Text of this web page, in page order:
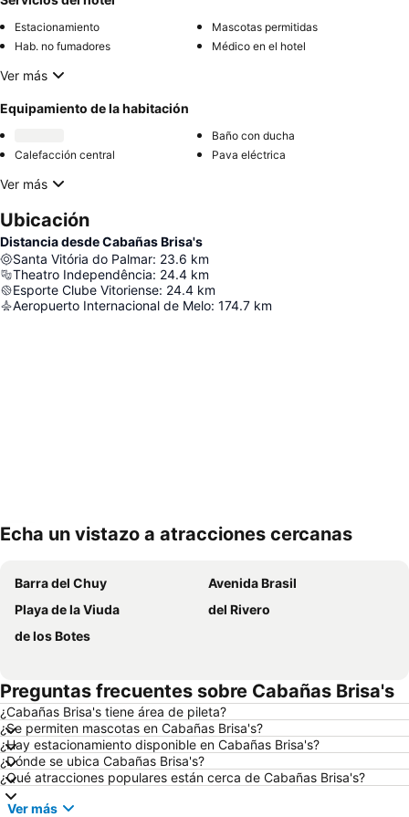
Estacionamiento
Mascotas permitidas
Hab. no fumadores
Médico en el hotel
Ver más
Equipamiento de la habitación
Baño con ducha
Calefacción central
Pava eléctrica
Ver más
Ubicación
Distancia desde Cabañas Brisa's
Santa Vitória do Palmar: 23.6 km
Theatro Independência: 24.4 km
Esporte Clube Vitoriense: 24.4 km
Aeropuerto Internacional de Melo: 174.7 km
Echa un vistazo a atracciones cercanas
Barra del Chuy
Avenida Brasil
Playa de la Viuda
del Rivero
de los Botes
Preguntas frecuentes sobre Cabañas Brisa's
¿Cabañas Brisa's tiene área de pileta?
¿Se permiten mascotas en Cabañas Brisa's?
¿Hay estacionamiento disponible en Cabañas Brisa's?
¿Dónde se ubica Cabañas Brisa's?
¿Qué atracciones populares están cerca de Cabañas Brisa's?
Ver más